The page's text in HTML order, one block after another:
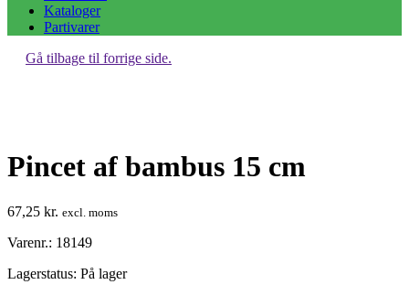
Kataloger
Partivarer
Gå tilbage til forrige side.
Pincet af bambus 15 cm
67,25 kr. excl. moms
Varenr.: 18149
Lagerstatus: På lager